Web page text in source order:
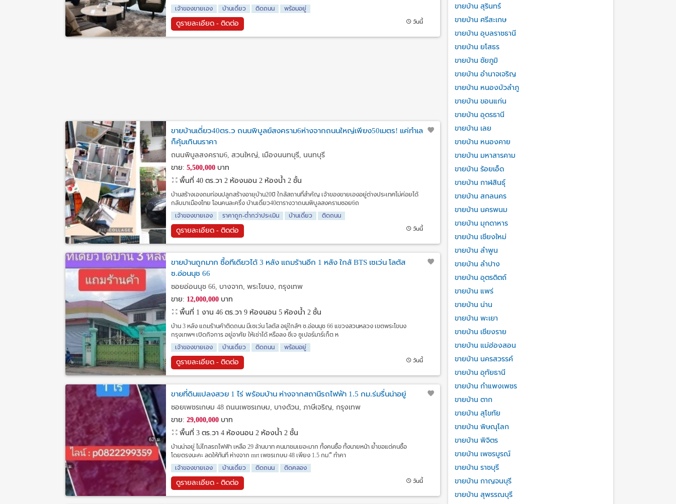
เจ้าของขายเอง
บ้านเดี่ยว ติดถนน พร้อมอยู่
ดูรายละเอียด - ติดต่อ วันนี้
ขายบ้านเดี่ยว40ตร.ว ถนนพิบูลย์สงคราม6ห่างจากถนนใหญ่เพียง50เมตร! แค่ทำเล
ก็คุ้มเกินนราคา
ถนนพิบูลสงคราม6, สวนใหญ่, เมืองนนทบุรี, นนทบุรี
ขาย: 5,500,000 บาท
พื้นที่ 40 ตร.วา 2 ห้องนอน 2 ห้องน้ำ 2 ชั้น
บ้านสร้างเองถมก่อนปลูกสร้างอายุบ้าน20ปี ใกล้สถานที่สำคัญ เจ้าของขายเองอยู่ต่างประเทศไม่ค่อยได้
กลับมาเมืองไทย โอนคนละครึ่ง บ้านเดี่ยว40ตารางวาถนนพิบูลสงครามซอย6ถ
เจ้าของขายเอง
ราคาถูก-ต่ำกว่าประเมิน บ้านเดี่ยว ติดถนน
ดูรายละเอียด - ติดต่อ วันนี้
ขายบ้านถูกมาก ซื้อทีเดียวได้ 3 หลัง แถมร้านอีก 1 หลัง ใกล้ BTS เซเว่น โลตัส
ซ.อ่อนนุช 66
ซอยอ่อนนุช 66, บางจาก, พระโขนง, กรุงเทพ
ขาย: 12,000,000 บาท
พื้นที่ 1 งาน 46 ตร.วา 9 ห้องนอน 5 ห้องน้ำ 2 ชั้น
บ้าน 3 หลัง แถมร้านค้าติดถนน มีเซเว่น โลตัส อยู่ใกล้ๆ ซ.อ่อนนุช 66 แขวงสวนหลวง เขตพระโขนง
กรุงเทพฯ เปิดกิจการ อยู่อาศัย ให้เช่าได้ หรือลง ซีเจ ซูเปอร์มาร์เก็ต ห
เจ้าของขายเอง
บ้านเดี่ยว ติดถนน พร้อมอยู่
ดูรายละเอียด - ติดต่อ วันนี้
ขายที่ดินแปลงสวย 1 ไร่ พร้อมบ้าน ห่างจากสถานีรถไฟฟ้า 1.5 กม.ร่มรื่นน่าอยู่
ซอยเพชรเกษม 48 ถนนเพชรเกษม, บางด้วน, ภาษีเจริญ, กรุงเทพ
ขาย: 29,000,000 บาท
พื้นที่ 3 ตร.วา 4 ห้องนอน 2 ห้องน้ำ 2 ชั้น
บ้านน่าอยู่ ไม่ไกลรถไฟฟ้า เหลือ 29 ล้านบาท คนมาชมเยอะมาก ทั้งคนซื้อ ทั้งนายหน้า ย้ำขอแต่คนซื้อ
โดยตรงนะคะ ลดให้ทันที ห่างจาก mrt เพชรเกษม 48 เพียง 1.5 กม. ื ทำคา
เจ้าของขายเอง
บ้านเดี่ยว ติดถนน ติดคลอง
ดูรายละเอียด - ติดต่อ วันนี้
ขายบ้าน สุรินทร์
ขายบ้าน ศรีสะเกษ
ขายบ้าน อุบลราชธานี
ขายบ้าน ยโสธร
ขายบ้าน ชัยภูมิ
ขายบ้าน อำนาจเจริญ
ขายบ้าน หนองบัวลำภู
ขายบ้าน ขอนแก่น
ขายบ้าน อุดรธานี
ขายบ้าน เลย
ขายบ้าน หนองคาย
ขายบ้าน มหาสารคาม
ขายบ้าน ร้อยเอ็ด
ขายบ้าน กาฬสินธุ์
ขายบ้าน สกลนคร
ขายบ้าน นครพนม
ขายบ้าน มุกดาหาร
ขายบ้าน เชียงใหม่
ขายบ้าน ลำพูน
ขายบ้าน ลำปาง
ขายบ้าน อุตรดิตถ์
ขายบ้าน แพร่
ขายบ้าน น่าน
ขายบ้าน พะเยา
ขายบ้าน เชียงราย
ขายบ้าน แม่ฮ่องสอน
ขายบ้าน นครสวรรค์
ขายบ้าน อุทัยธานี
ขายบ้าน กำแพงเพชร
ขายบ้าน ตาก
ขายบ้าน สุโขทัย
ขายบ้าน พิษณุโลก
ขายบ้าน พิจิตร
ขายบ้าน เพชรบูรณ์
ขายบ้าน ราชบุรี
ขายบ้าน กาญจนบุรี
ขายบ้าน สุพรรณบุรี